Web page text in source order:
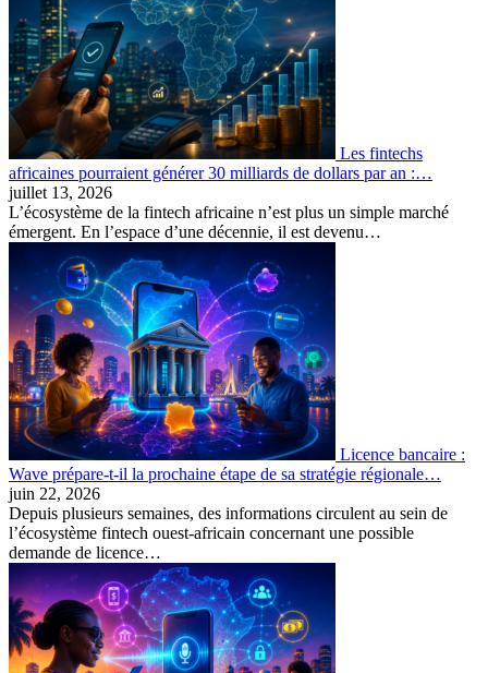
Les fintechs
africaines pourraient générer 30 milliards de dollars par an :…
juillet 13, 2026
L’écosystème de la fintech africaine n’est plus un simple marché
émergent. En l’espace d’une décennie, il est devenu…
Licence bancaire :
Wave prépare-t-il la prochaine étape de sa stratégie régionale…
juin 22, 2026
Depuis plusieurs semaines, des informations circulent au sein de
l’écosystème fintech ouest-africain concernant une possible
demande de licence…